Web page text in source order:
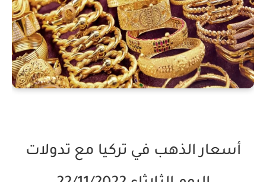
أسعار الذهب في تركيا مع تدولات